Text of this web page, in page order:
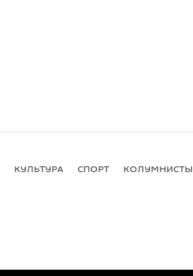
КУЛЬТУРА СПОРТ КОЛУМНИСТЫ